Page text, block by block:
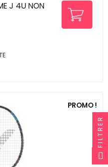
J 4U NON
PROMO !
FILTRER